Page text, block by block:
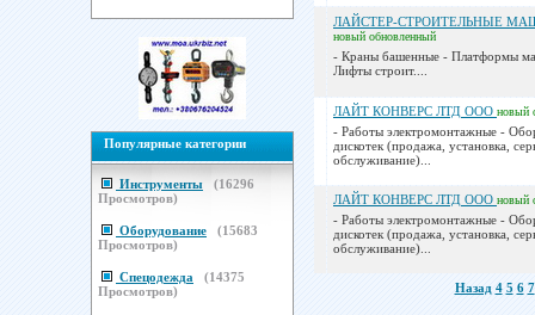
Популярные категории
Инструменты (16296
Просмотров)
Оборудование (15683
Просмотров)
Спецодежда (14375
Просмотров)
ЛАЙСТЕР-СТРОИТЕЛЬНЫЕ
новый обновленный
- Краны башенные - Платформы
Лифты строит....
ЛАЙТ КОНВЕРС ЛТД ООО новый
- Работы электромонтажные -
дискотек (продажа, установка,
обслуживание)...
ЛАЙТ КОНВЕРС ЛТД ООО новый
- Работы электромонтажные -
дискотек (продажа, установка,
обслуживание)...
Назад 4 5 6 7